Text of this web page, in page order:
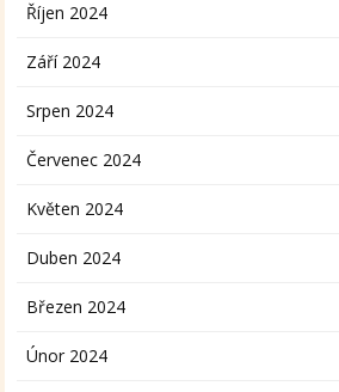
Říjen 2024
Září 2024
Srpen 2024
Červenec 2024
Květen 2024
Duben 2024
Březen 2024
Únor 2024